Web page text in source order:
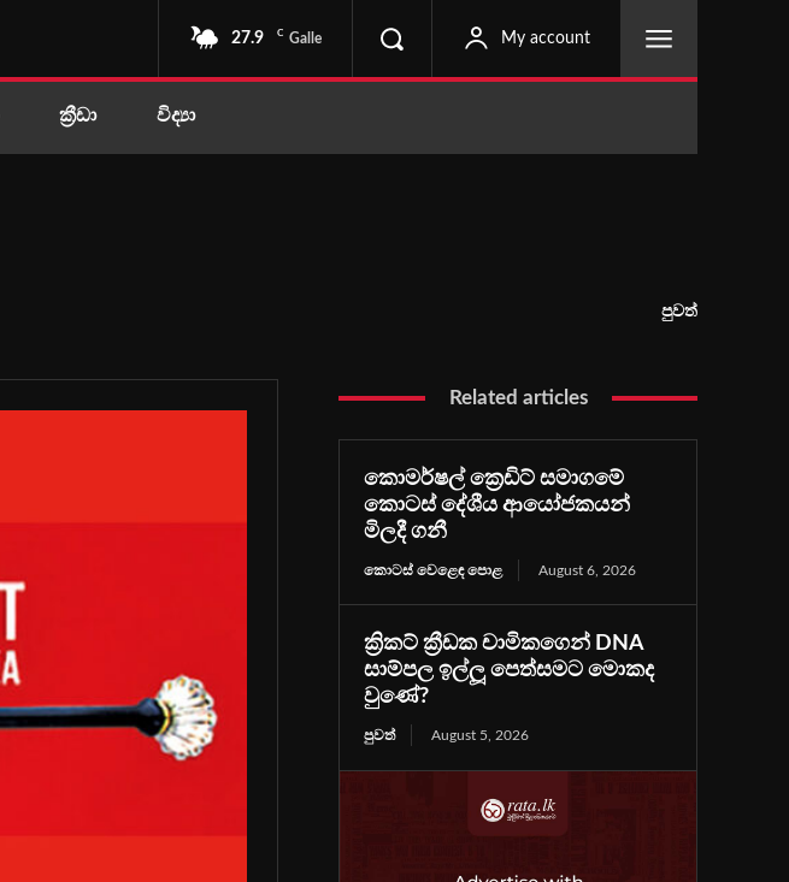
27.9 C Galle My account
ක්‍රීඩා විද්‍යා
පුවත්
Related articles
කොමර්ෂල් ක්‍රෙඩිට් සමාගමේ
කොටස් දේශීය ආයෝජකයන්
මිලදී ගනී
කොටස් වෙළෙඳ පොළ August 6, 2026
ක්‍රිකට් ක්‍රීඩක චාමිකගෙන් DNA
සාම්පල ඉල්ලූ පෙත්සමට මොකද
වුණේ?
පුවත් August 5, 2026